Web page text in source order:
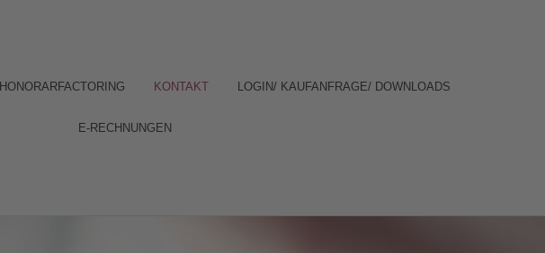
HONORARFACTORING KONTAKT LOGIN/ KAUFANFRAGE/ DOWNLOADS
E-RECHNUNGEN